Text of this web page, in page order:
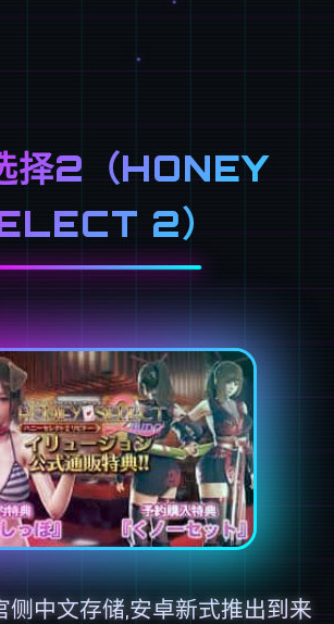
择2（HONEY
2）
侧中文存储,安卓新式推出到来